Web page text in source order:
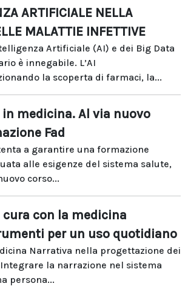
ARTIFICIALE NELLA
MALATTIE INFETTIVE
Artificiale (AI) e dei Big Data
è innegabile. L’AI
la scoperta di farmaci, la...
medicina. Al via nuovo
Fad
a garantire una formazione
alle esigenze del sistema salute,
corso...
cura con la medicina
per un uso quotidiano
Narrativa nella progettazione dei
la narrazione nel sistema
persona...